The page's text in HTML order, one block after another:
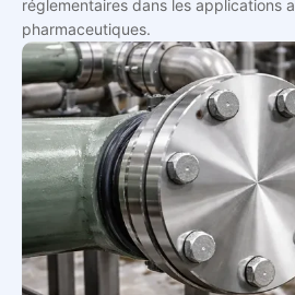
réglementaires dans les applications
pharmaceutiques.